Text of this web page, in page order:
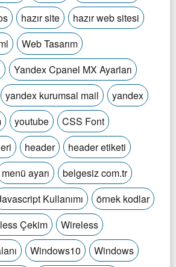
hazır site
hazır web sitesi
Web Tasarım
Yandex Cpanel MX Ayarları
yandex kurumsal mail
yandex
youtube
CSS Font
header
header etiketi
menü ayarı
belgesiz com.tr
Kullanımı
örnek kodlar
Çekim
Wireless
Windows10
Windows